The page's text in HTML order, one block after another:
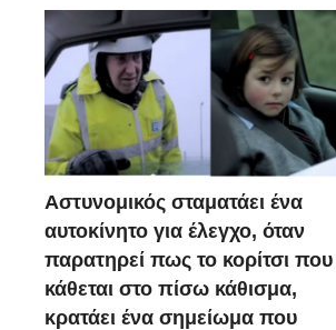
Αστυνομικός σταματάει ένα
αυτοκίνητο για έλεγχο, όταν
παρατηρεί πως το κορίτσι που
κάθεται στο πίσω κάθισμα,
κρατάει ένα σημείωμα που